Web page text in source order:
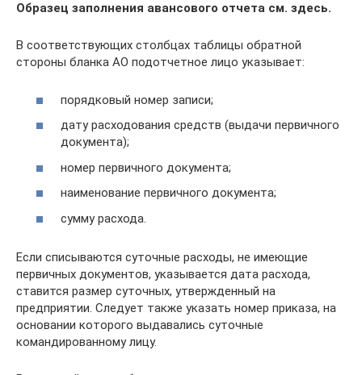
Образец заполнения авансового отчета см. здесь.
В соответствующих столбцах таблицы обратной
стороны бланка АО подотчетное лицо указывает:
порядковый номер записи;
дату расходования средств (выдачи первичного
документа);
номер первичного документа;
наименование первичного документа;
сумму расхода.
Если списываются суточные расходы, не имеющие
первичных документов, указывается дата расхода,
ставится размер суточных, утвержденный на
предприятии. Следует также указать номер приказа, на
основании которого выдавались суточные
командированному лицу.